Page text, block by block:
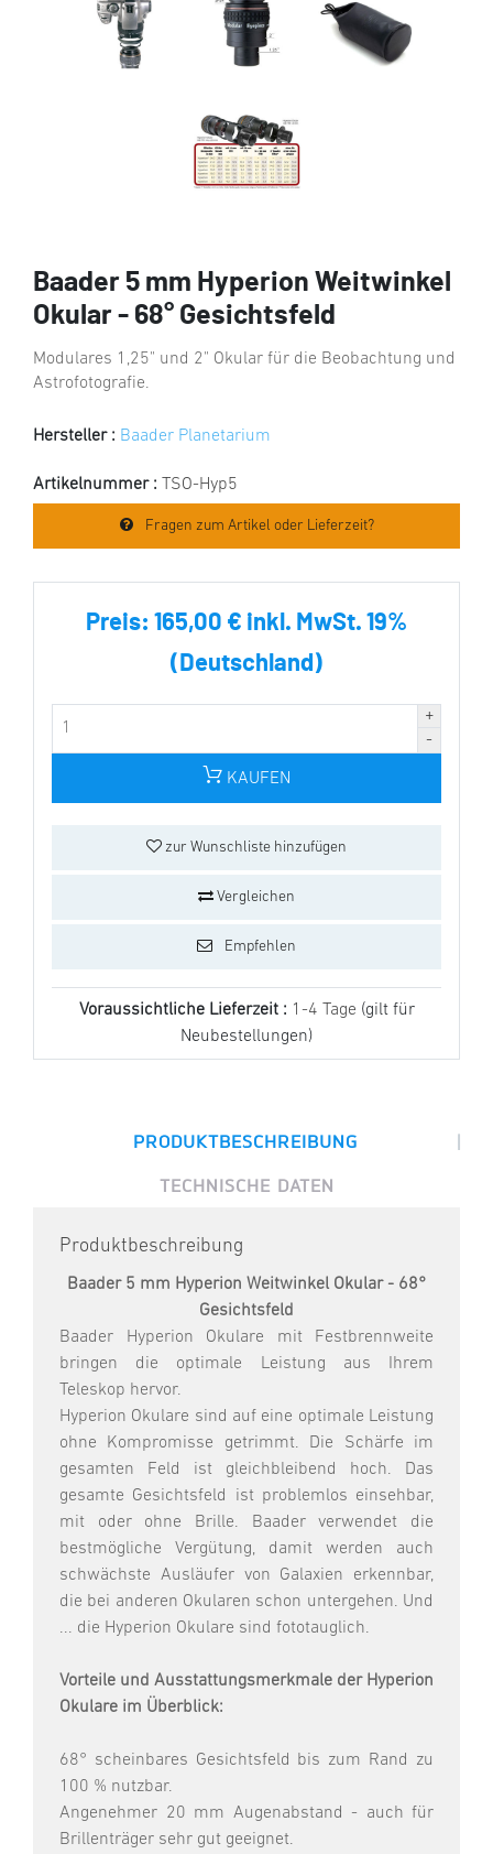
Baader 5 mm Hyperion Weitwinkel
Okular - 68° Gesichtsfeld
Modulares 1,25" und 2" Okular für die Beobachtung und
Astrofotografie.
Hersteller : Baader Planetarium
Artikelnummer : TSO-Hyp5
Fragen zum Artikel oder Lieferzeit?
Preis: 165,00 € inkl. MwSt. 19%
(Deutschland)
KAUFEN
zur Wunschliste hinzufügen
Vergleichen
Empfehlen
Voraussichtliche Lieferzeit : 1-4 Tage (gilt für
Neubestellungen)
PRODUKTBESCHREIBUNG |
TECHNISCHE DATEN
Produktbeschreibung
Baader 5 mm Hyperion Weitwinkel Okular - 68°
Gesichtsfeld
Baader Hyperion Okulare mit Festbrennweite
bringen die optimale Leistung aus Ihrem
Teleskop hervor.
Hyperion Okulare sind auf eine optimale Leistung
ohne Kompromisse getrimmt. Die Schärfe im
gesamten Feld ist gleichbleibend hoch. Das
gesamte Gesichtsfeld ist problemlos einsehbar,
mit oder ohne Brille. Baader verwendet die
bestmögliche Vergütung, damit werden auch
schwächste Ausläufer von Galaxien erkennbar,
die bei anderen Okularen schon untergehen. Und
... die Hyperion Okulare sind fototauglich.
Vorteile und Ausstattungsmerkmale der Hyperion
Okulare im Überblick:
68° scheinbares Gesichtsfeld bis zum Rand zu
100 % nutzbar.
Angenehmer 20 mm Augenabstand - auch für
Brillenträger sehr gut geeignet.